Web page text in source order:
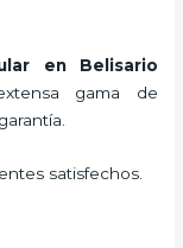
en Belisario
gama de
satisfechos.